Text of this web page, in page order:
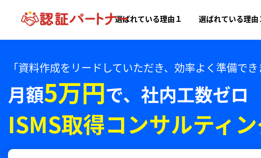
選ばれている理由１ 選ばれている理由
「資料作成をリードしていただき、効率よく準備でき
月額5万円で、社内工数ゼロ
ISMS取得コンサルティ